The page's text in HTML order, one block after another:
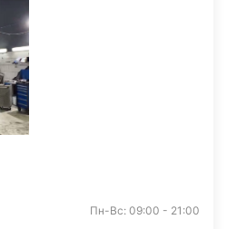
Пн-Вс: 09:00 - 21:00